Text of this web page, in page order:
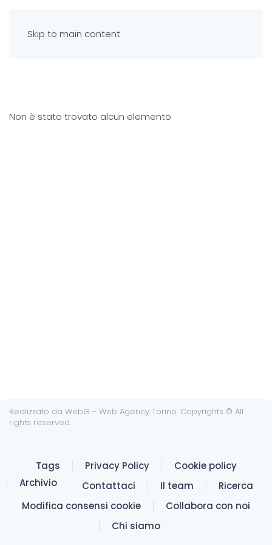
Skip to main content
Non è stato trovato alcun elemento
Realizzato da WebG - Web Agency Torino. Copyrights © All
rights reserved.
Tags Privacy Policy
Cookie policy
Archivio
Contattaci Il team
Ricerca
Modifica consensi cookie
Collabora con noi
Chi siamo